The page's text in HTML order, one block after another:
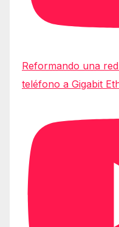
Reformando una
teléfono a Gigabit